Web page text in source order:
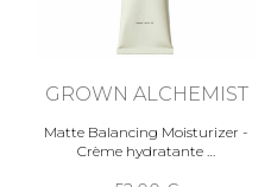
GROWN ALCHEMIST
Matte Balancing Moisturizer -
Crème hydratante